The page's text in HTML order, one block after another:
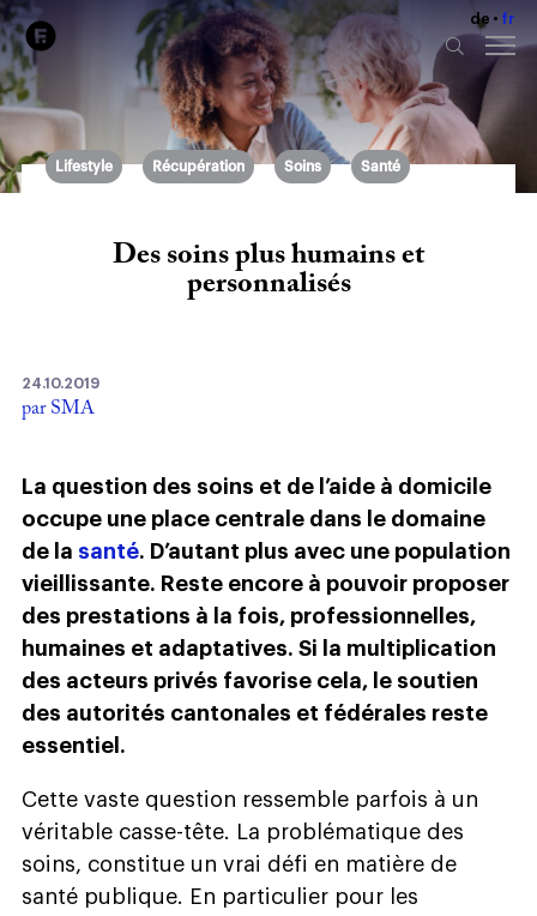
de fr
Lifestyle Récupération Soins Santé
Des soins plus humains et
personnalisés
24.10.2019
par SMA
La question des soins et de l’aide à domicile
occupe une place centrale dans le domaine
de la santé. D’autant plus avec une population
vieillissante. Reste encore à pouvoir proposer
des prestations à la fois, professionnelles,
humaines et adaptatives. Si la multiplication
des acteurs privés favorise cela, le soutien
des autorités cantonales et fédérales reste
essentiel.
Cette vaste question ressemble parfois à un
véritable casse-tête. La problématique des
soins, constitue un vrai défi en matière de
santé publique. En particulier pour les